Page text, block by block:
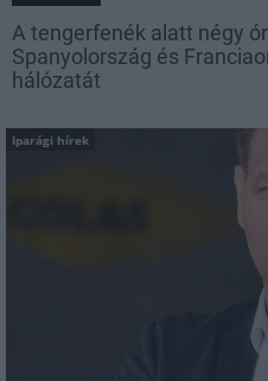
A tengerfenék alatt négy
Spanyolország és
hálózatát
Iparági hírek